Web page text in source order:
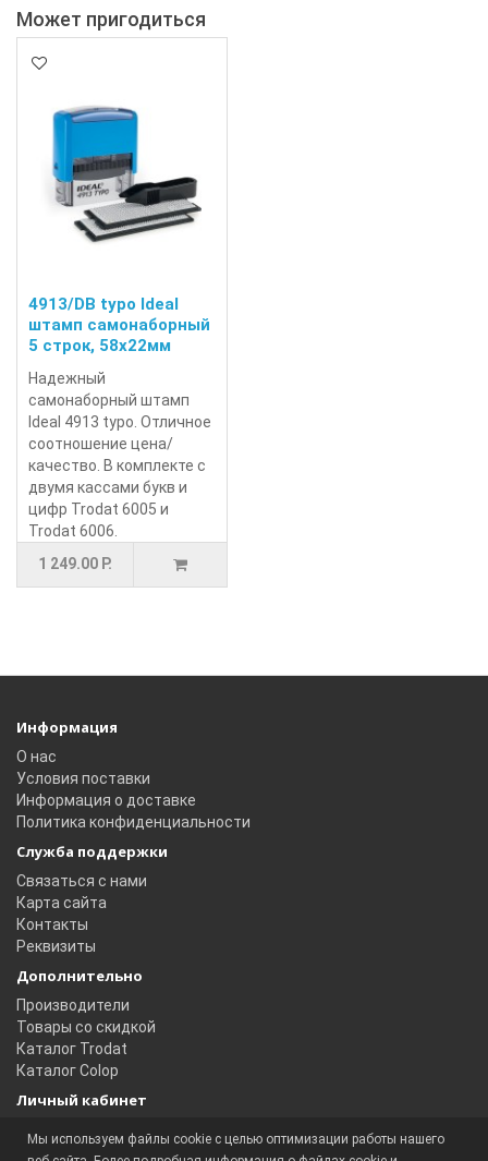
Может пригодиться
4913/DB typo Ideal
штамп самонаборный
5 строк, 58х22мм
Надежный
самонаборный штамп
Ideal 4913 typo. Отличное
соотношение цена/
качество. В комплекте с
двумя кассами букв и
цифр Trodat 6005 и
Trodat 6006.
1 249.00 Р.
Информация
О нас
Условия поставки
Информация о доставке
Политика конфиденциальности
Служба поддержки
Связаться с нами
Карта сайта
Контакты
Реквизиты
Дополнительно
Производители
Товары со скидкой
Каталог Trodat
Каталог Colop
Личный кабинет
Личный кабинет
История заказов
Мы используем файлы cookie с целью оптимизации работы нашего